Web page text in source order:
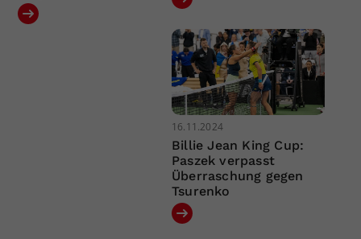
16.11.2024
Billie Jean King Cup:
Paszek verpasst
Überraschung gegen
Tsurenko